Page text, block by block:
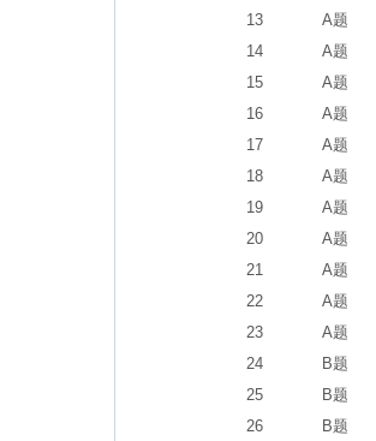
13
A题
14
A题
15
A题
16
A题
17
A题
18
A题
19
A题
20
A题
21
A题
22
A题
23
A题
24
B题
25
B题
26
B题